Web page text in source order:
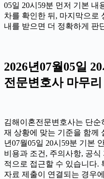
05일 20시59분 먼저 기본 내
차를 확인한 뒤, 마지막으로
내를 받으면 더 정확하게 판
2026년07월05일
전문변호사 마무리
김해이혼전문변호사는 단순
재 상황에 맞는 기준을 함께
년07월05일 20시59분 기본
비용과 조건, 주의사항, 공
적으로 접근할 수 있습니다.
자료 제출이 연결되는 경우